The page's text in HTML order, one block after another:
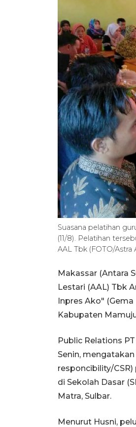
Suasana pelatihan
(11/8). Pelatihan
AAL Tbk (FOTO/Astra
Makassar (Antara
Lestari (AAL) Tbk
Inpres Ako"
Kabupaten
Public Relations
Senin,
responcibility/
di Sekolah Dasar
Matra, Sulbar.
Menurut Husni,